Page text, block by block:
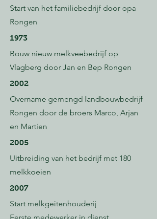
Start van het familiebedrijf door opa
Rongen
1973
Bouw nieuw melkveebedrijf op
Vlagberg door Jan en Bep Rongen
2002
Overname gemengd landbouwbedrijf
Rongen door de broers Marco, Arjan
en Martien
2005
Uitbreiding van het bedrijf met 180
melkkoeien
2007
Start melkgeitenhouderij